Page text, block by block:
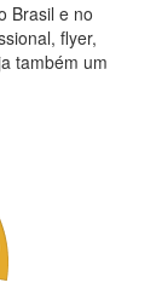
Brasil e no
flyer,
também um